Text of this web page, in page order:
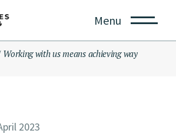
Menu
Working with us means achieving way
2023